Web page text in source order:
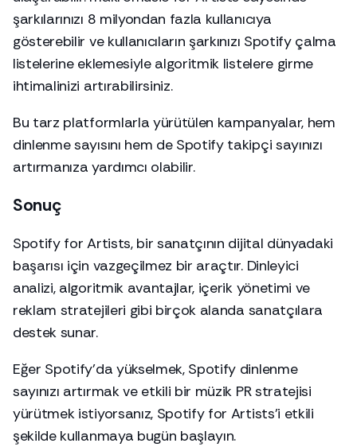
şarkılarınızı 8 milyondan fazla kullanıcıya
gösterebilir ve kullanıcıların şarkınızı Spotify çalma
listelerine eklemesiyle algoritmik listelere girme
ihtimalinizi artırabilirsiniz.
Bu tarz platformlarla yürütülen kampanyalar, hem
dinlenme sayısını hem de Spotify takipçi sayınızı
artırmanıza yardımcı olabilir.
Sonuç
Spotify for Artists, bir sanatçının dijital dünyadaki
başarısı için vazgeçilmez bir araçtır. Dinleyici
analizi, algoritmik avantajlar, içerik yönetimi ve
reklam stratejileri gibi birçok alanda sanatçılara
destek sunar.
Eğer Spotify’da yükselmek, Spotify dinlenme
sayınızı artırmak ve etkili bir müzik PR stratejisi
yürütmek istiyorsanız, Spotify for Artists’i etkili
şekilde kullanmaya bugün başlayın.